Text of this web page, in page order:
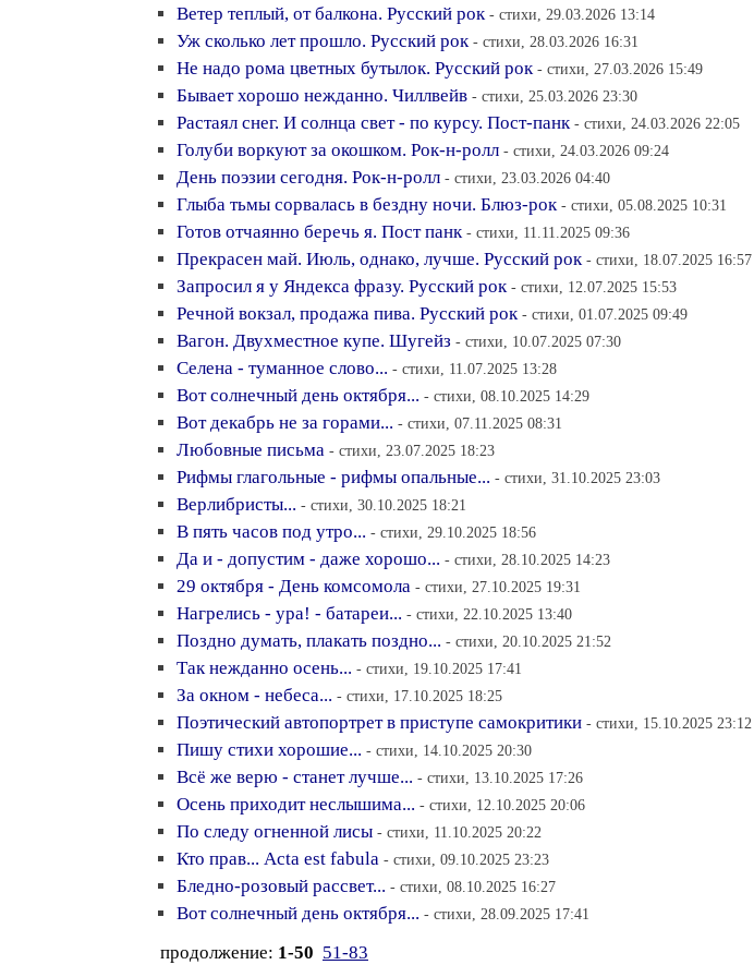
Ветер теплый, от балкона. Русский рок - стихи, 29.03.2026 13:14
Уж сколько лет прошло. Русский рок - стихи, 28.03.2026 16:31
Не надо рома цветных бутылок. Русский рок - стихи, 27.03.2026 15:49
Бывает хорошо нежданно. Чиллвейв - стихи, 25.03.2026 23:30
Растаял снег. И солнца свет - по курсу. Пост-панк - стихи, 24.03.2026 22:05
Голуби воркуют за окошком. Рок-н-ролл - стихи, 24.03.2026 09:24
День поэзии сегодня. Рок-н-ролл - стихи, 23.03.2026 04:40
Глыба тьмы сорвалась в бездну ночи. Блюз-рок - стихи, 05.08.2025 10:31
Готов отчаянно беречь я. Пост панк - стихи, 11.11.2025 09:36
Прекрасен май. Июль, однако, лучше. Русский рок - стихи, 18.07.2025 16:57
Запросил я у Яндекса фразу. Русский рок - стихи, 12.07.2025 15:53
Речной вокзал, продажа пива. Русский рок - стихи, 01.07.2025 09:49
Вагон. Двухместное купе. Шугейз - стихи, 10.07.2025 07:30
Селена - туманное слово... - стихи, 11.07.2025 13:28
Вот солнечный день октября... - стихи, 08.10.2025 14:29
Вот декабрь не за горами... - стихи, 07.11.2025 08:31
Любовные письма - стихи, 23.07.2025 18:23
Рифмы глагольные - рифмы опальные... - стихи, 31.10.2025 23:03
Верлибристы... - стихи, 30.10.2025 18:21
В пять часов под утро... - стихи, 29.10.2025 18:56
Да и - допустим - даже хорошо... - стихи, 28.10.2025 14:23
29 октября - День комсомола - стихи, 27.10.2025 19:31
Нагрелись - ура! - батареи... - стихи, 22.10.2025 13:40
Поздно думать, плакать поздно... - стихи, 20.10.2025 21:52
Так нежданно осень... - стихи, 19.10.2025 17:41
За окном - небеса... - стихи, 17.10.2025 18:25
Поэтический автопортрет в приступе самокритики - стихи, 15.10.2025 23:12
Пишу стихи хорошие... - стихи, 14.10.2025 20:30
Всё же верю - станет лучше... - стихи, 13.10.2025 17:26
Осень приходит неслышима... - стихи, 12.10.2025 20:06
По следу огненной лисы - стихи, 11.10.2025 20:22
Кто прав... Acta est fabula - стихи, 09.10.2025 23:23
Бледно-розовый рассвет... - стихи, 08.10.2025 16:27
Вот солнечный день октября... - стихи, 28.09.2025 17:41
продолжение: 1-50 51-83